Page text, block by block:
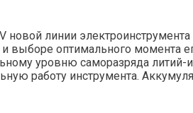
линии
выборе оптимального момента
уровню саморазряда литий-
работу инструмента.